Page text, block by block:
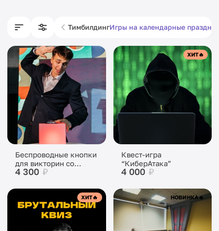
ТимбилдингИгры на календарные
Беспроводные кнопки
для викторин со
звуком
4 300 ₽
ХИТ🔥
Квест-игра
“КиберАтака”
4 000 ₽
ХИТ🔥 НОВИНКА🔥